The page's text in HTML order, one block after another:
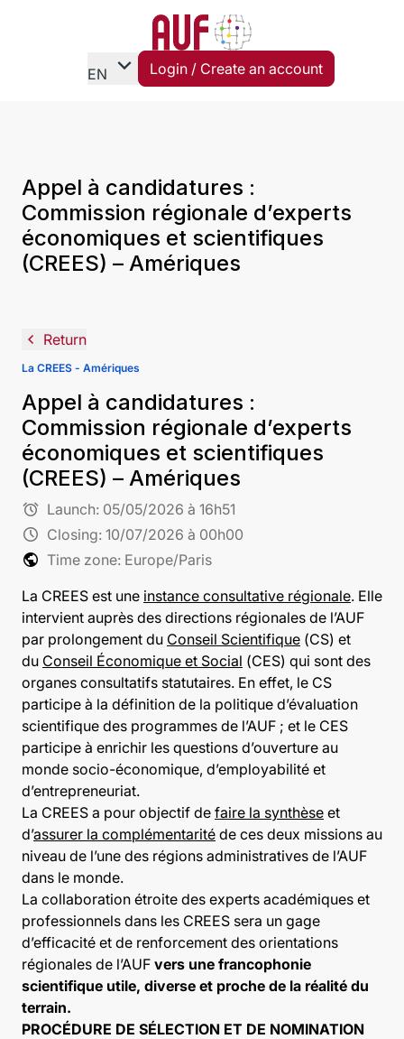
EN expand_more Login / Create an account
Appel à candidatures :
Commission régionale d’experts
économiques et scientifiques
(CREES) – Amériques
navigate_before Return
La CREES - Amériques
Appel à candidatures :
Commission régionale d’experts
économiques et scientifiques
(CREES) – Amériques
alarm Launch: 05/05/2026 à 16h51
schedule Closing: 10/07/2026 à 00h00
public Time zone: Europe/Paris
La CREES est une instance consultative régionale. Elle
intervient auprès des directions régionales de l’AUF
par prolongement du Conseil Scientifique (CS) et
du Conseil Économique et Social (CES) qui sont des
organes consultatifs statutaires. En effet, le CS
participe à la définition de la politique d’évaluation
scientifique des programmes de l’AUF ; et le CES
participe à enrichir les questions d’ouverture au
monde socio-économique, d’employabilité et
d’entrepreneuriat.
La CREES a pour objectif de faire la synthèse et
d’assurer la complémentarité de ces deux missions au
niveau de l’une des régions administratives de l’AUF
dans le monde.
La collaboration étroite des experts académiques et
professionnels dans les CREES sera un gage
d’efficacité et de renforcement des orientations
régionales de l’AUF vers une francophonie
scientifique utile, diverse et proche de la réalité du
terrain.
PROCÉDURE DE SÉLECTION ET DE NOMINATION